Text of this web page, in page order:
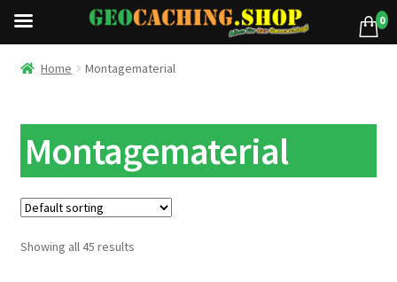
Home Montagematerial
Montagematerial
Showing all 45 results
0